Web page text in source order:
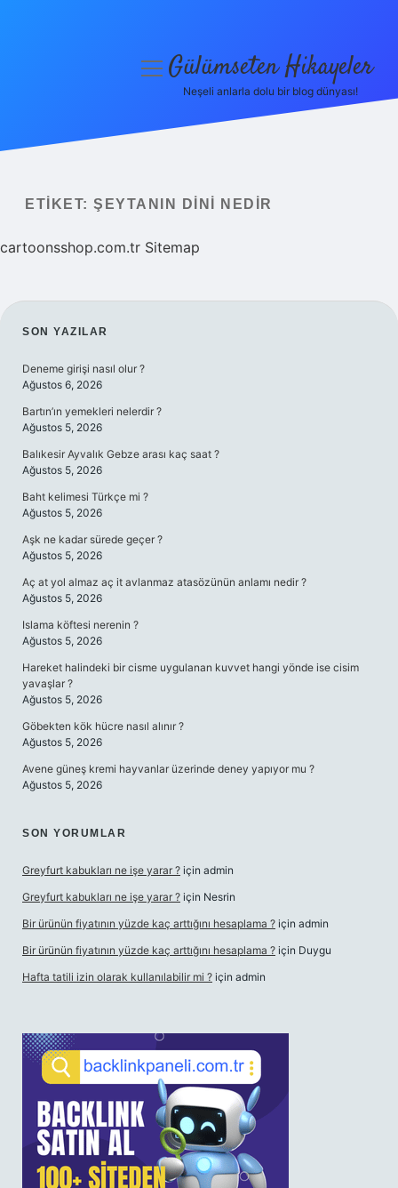
Yasal Uyarı
Hakkımızda
menüyüGülümseten Hikayeler
Neşeli anlarla dolu bir blog dünyası!
ETIKET: ŞEYTANIN DINI NEDIR
cartoonsshop.com.tr Sitemap
SIDEBAR
SON YAZILAR
Deneme girişi nasıl olur ?
Ağustos 6, 2026
Bartın’ın yemekleri nelerdir ?
Ağustos 5, 2026
Balıkesir Ayvalık Gebze arası kaç saat ?
Ağustos 5, 2026
Baht kelimesi Türkçe mi ?
Ağustos 5, 2026
Aşk ne kadar sürede geçer ?
Ağustos 5, 2026
Aç at yol almaz aç it avlanmaz atasözünün anlamı nedir ?
Ağustos 5, 2026
Islama köftesi nerenin ?
Ağustos 5, 2026
Hareket halindeki bir cisme uygulanan kuvvet hangi yönde ise cisim
yavaşlar ?
Ağustos 5, 2026
Göbekten kök hücre nasıl alınır ?
Ağustos 5, 2026
Avene güneş kremi hayvanlar üzerinde deney yapıyor mu ?
Ağustos 5, 2026
SON YORUMLAR
Greyfurt kabukları ne işe yarar ? için admin
Greyfurt kabukları ne işe yarar ? için Nesrin
Bir ürünün fiyatının yüzde kaç arttığını hesaplama ? için admin
Bir ürünün fiyatının yüzde kaç arttığını hesaplama ? için Duygu
Hafta tatili izin olarak kullanılabilir mi ? için admin